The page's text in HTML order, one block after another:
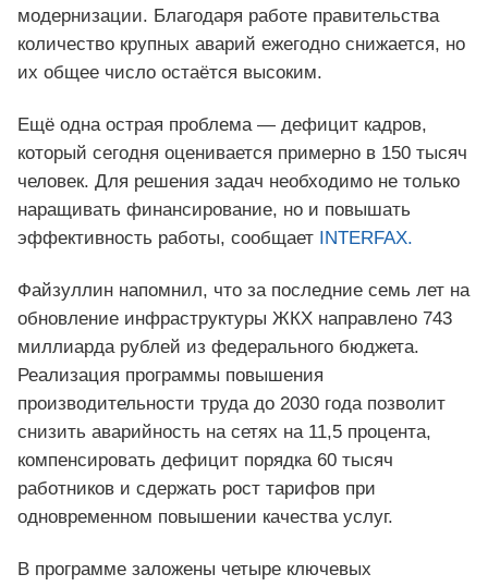
модернизации. Благодаря работе правительства
количество крупных аварий ежегодно снижается, но
их общее число остаётся высоким.
Ещё одна острая проблема — дефицит кадров,
который сегодня оценивается примерно в 150 тысяч
человек. Для решения задач необходимо не только
наращивать финансирование, но и повышать
эффективность работы, сообщает
INTERFAX.
Файзуллин напомнил, что за последние семь лет на
обновление инфраструктуры ЖКХ направлено 743
миллиарда рублей из федерального бюджета.
Реализация программы повышения
производительности труда до 2030 года позволит
снизить аварийность на сетях на 11,5 процента,
компенсировать дефицит порядка 60 тысяч
работников и сдержать рост тарифов при
одновременном повышении качества услуг.
В программе заложены четыре ключевых